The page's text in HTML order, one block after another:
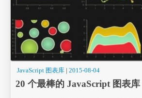
JavaScript 图表库 |2015-08-04
20 个最棒的 JavaScript 图表库